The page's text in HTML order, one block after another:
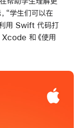
“学生们可以在
用 Swift 代码打
Xcode 和《使用